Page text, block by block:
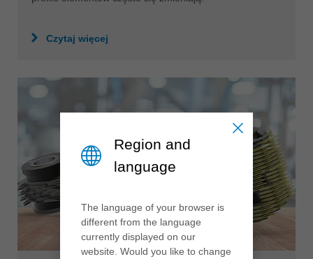
Czytaj więcej
Region and
language
The language of your browser is
different from the language
currently displayed on our
website. Would you like to change